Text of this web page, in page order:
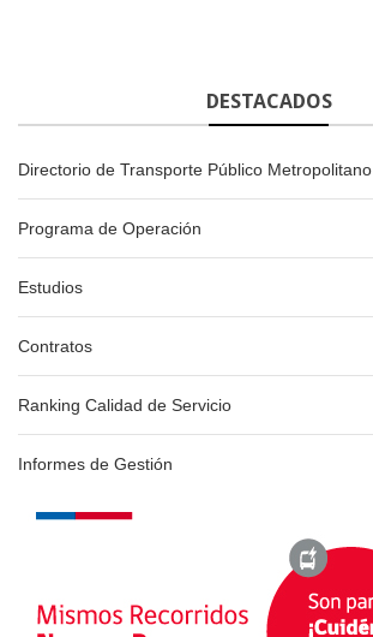
DESTACADOS
Directorio de Transporte Público Metropolitano
Programa de Operación
Estudios
Contratos
Ranking Calidad de Servicio
Informes de Gestión